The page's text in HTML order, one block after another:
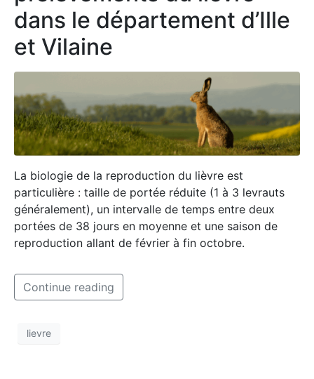
dans le département d’Ille
et Vilaine
La biologie de la reproduction du lièvre est
particulière : taille de portée réduite (1 à 3 levrauts
généralement), un intervalle de temps entre deux
portées de 38 jours en moyenne et une saison de
reproduction allant de février à fin octobre.
Continue reading
lievre